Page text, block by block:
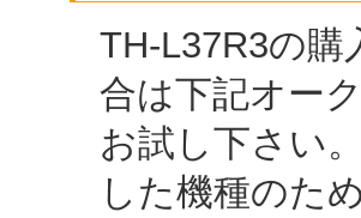
TH-L37R3の購
合は下記オー
お試し下さい
した機種のた